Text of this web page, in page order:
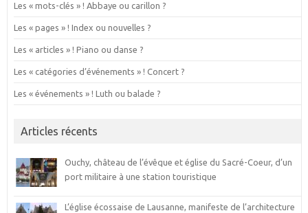
Les « mots-clés » ! Abbaye ou carillon ?
Les « pages » ! Index ou nouvelles ?
Les « articles » ! Piano ou danse ?
Les « catégories d’événements » ! Concert ?
Les « événements » ! Luth ou balade ?
Articles récents
Ouchy, château de l’évêque et église du Sacré-Coeur, d’un
port militaire à une station touristique
L’église écossaise de Lausanne, manifeste de l’architecture